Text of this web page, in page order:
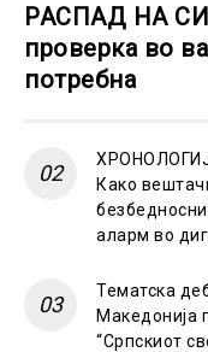
РАСПАД НА
проверка во
потребна
Како
аларм во
Тематска
Македонија
“Српскиот